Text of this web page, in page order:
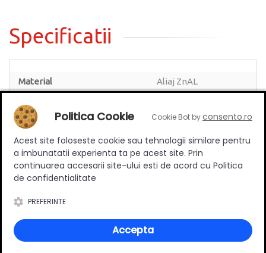
Specificatii
Material
Aliaj ZnAL
Review-uri
Deții sau ai utilizat produsul?
Spune-ți părerea acordând o nota produsului
Politica Cookie Cookie Bot byconsento.ro
Acest site foloseste cookie sau tehnologii similare pentru
a imbunatatii experienta ta pe acest site. Prin
continuarea accesarii site-ului esti de acord cu Politica
de confidentialitate
PREFERINTE
Accepta